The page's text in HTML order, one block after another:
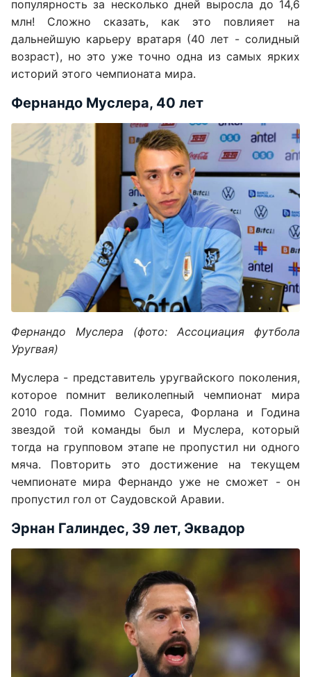
популярность за несколько дней выросла до 14,6
млн! Сложно сказать, как это повлияет на
дальнейшую карьеру вратаря (40 лет - солидный
возраст), но это уже точно одна из самых ярких
историй этого чемпионата мира.
Фернандо Муслера, 40 лет
Фернандо Муслера (фото: Ассоциация футбола
Уругвая)
Муслера - представитель уругвайского поколения,
которое помнит великолепный чемпионат мира
2010 года. Помимо Суареса, Форлана и Година
звездой той команды был и Муслера, который
тогда на групповом этапе не пропустил ни одного
мяча. Повторить это достижение на текущем
чемпионате мира Фернандо уже не сможет - он
пропустил гол от Саудовской Аравии.
Эрнан Галиндес, 39 лет, Эквадор